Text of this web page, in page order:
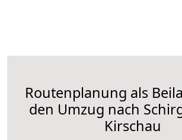
Routenplanung als
den Umzug nach
Kirschau